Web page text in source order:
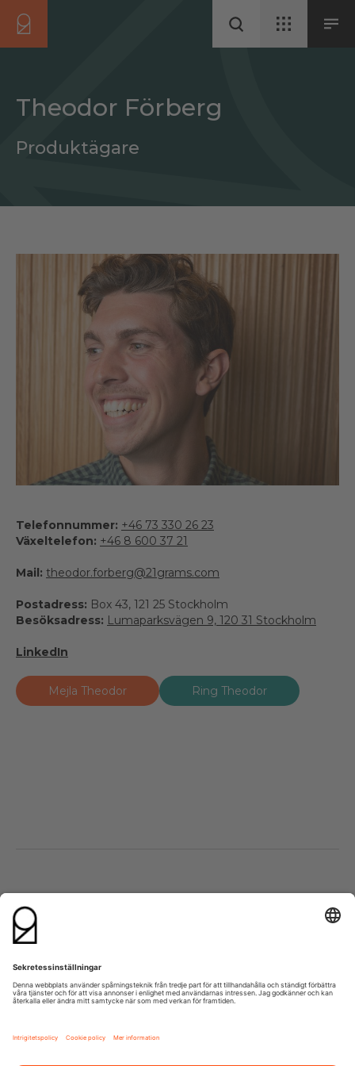
Theodor Förberg
Produktägare
Telefonnummer: +46 73 330 26 23
Växeltelefon: +46 8 600 37 21
Mail: theodor.forberg@21grams.com
Postadress: Box 43, 121 25 Stockholm
Besöksadress: Lumaparksvägen 9, 120 31 Stockholm
LinkedIn
Mejla Theodor Ring Theodor